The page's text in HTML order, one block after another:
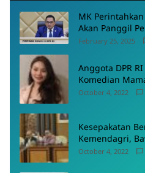
MK Perintahkan
Akan Panggil
February 25, 2025
Anggota DPR
October 4, 2022
Kesepakatan
Kemendagri,
Menyepakati
October 4, 2022